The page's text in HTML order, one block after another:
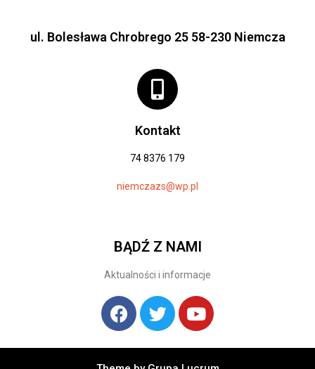
ul. Bolesława Chrobrego 25 58-230 Niemcza
Kontakt
74 8376 179
niemczazs@wp.pl
BĄDŹ Z NAMI
Aktualności i informacje